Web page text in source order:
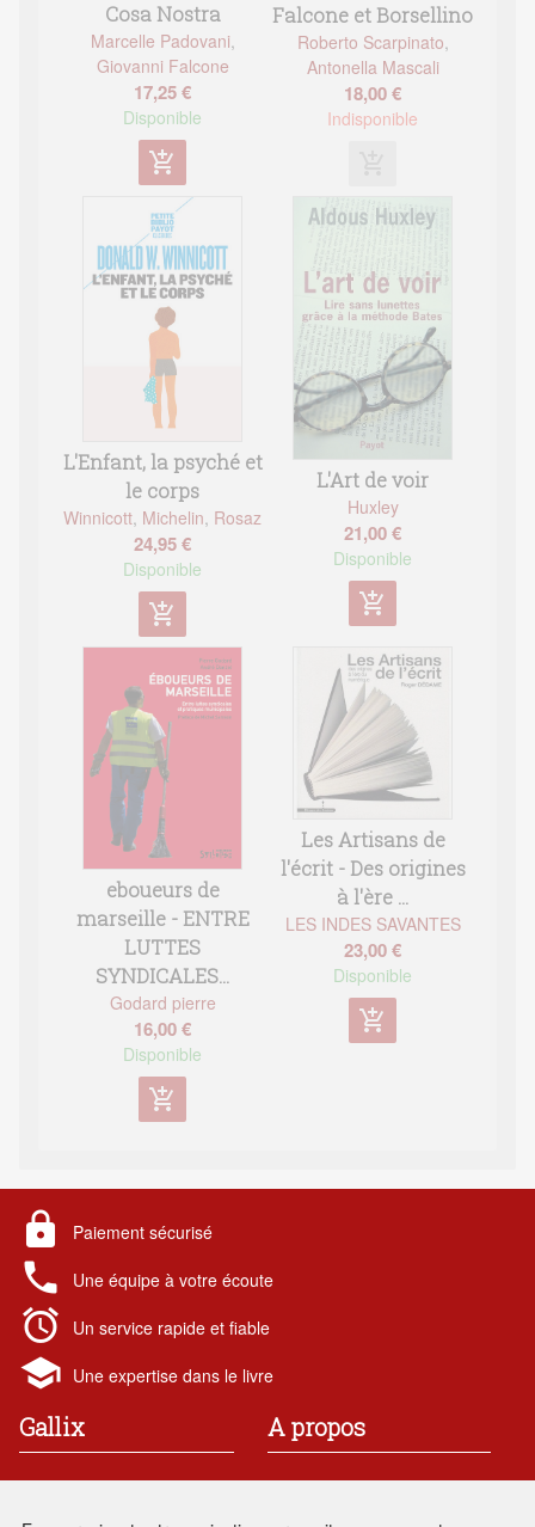
Cosa Nostra
Marcelle Padovani,
Giovanni Falcone
17,25 €
Disponible
add_shopping_cart
Falcone et Borsellino
Roberto Scarpinato,
Antonella Mascali
18,00 €
Indisponible
L'Enfant, la psyché et
le corps
Winnicott, Michelin, Rosaz
24,95 €
Disponible
add_shopping_cart
L'Art de voir
Huxley
21,00 €
Disponible
add_shopping_cart
eboueurs de
marseille - ENTRE
LUTTES
SYNDICALES...
Godard pierre
16,00 €
Disponible
add_shopping_cart
Les Artisans de
l'écrit - Des origines
à l'ère ...
LES INDES SAVANTES
23,00 €
Disponible
add_shopping_cart
lock Paiement sécurisé
local_phone Une équipe à votre écoute
alarm Un service rapide et fiable
school Une expertise dans le livre
Gallix A propos